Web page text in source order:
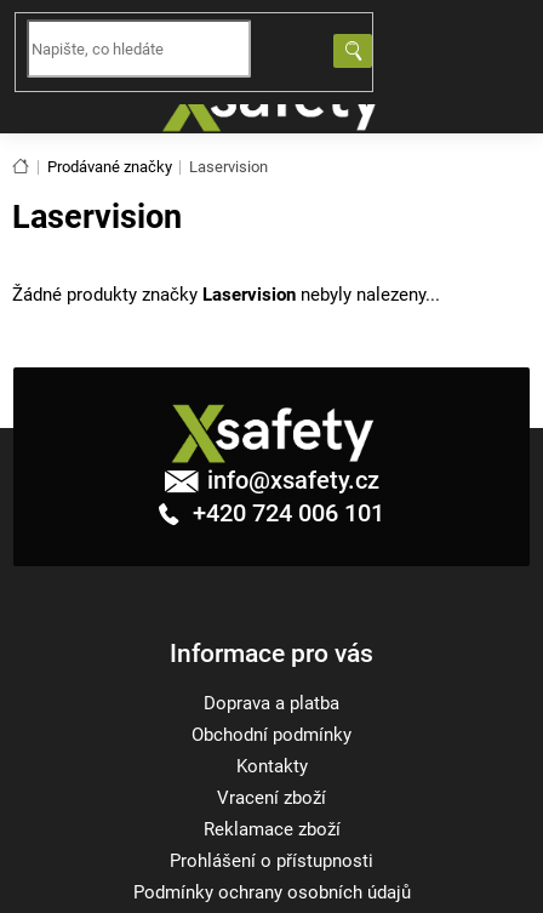
Přejít
obsah
Domů
Prodávané značky Laservision
Laservision
Žádné produkty značky Laservision nebyly nalezeny...
info@xsafety.cz
+420 724 006 101
Informace pro vás
Doprava a platba
Obchodní podmínky
Kontakty
Vracení zboží
Reklamace zboží
Prohlášení o přístupnosti
Podmínky ochrany osobních údajů